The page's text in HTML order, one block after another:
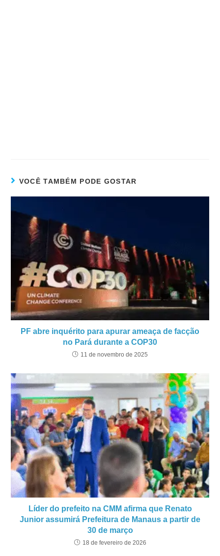
VOCÊ TAMBÉM PODE GOSTAR
PF abre inquérito para apurar ameaça de facção
no Pará durante a COP30
11 de novembro de 2025
Líder do prefeito na CMM afirma que Renato
Junior assumirá Prefeitura de Manaus a partir de
30 de março
18 de fevereiro de 2026